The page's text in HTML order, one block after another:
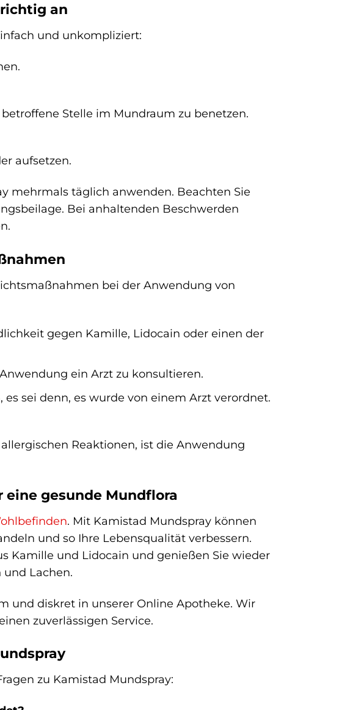
an
und unkompliziert:
Stelle im Mundraum zu benetzen.
aufsetzen.
mehrmals täglich anwenden. Beachten Sie
Bei anhaltenden Beschwerden
bei der Anwendung von
gegen Kamille, Lidocain oder einen der
ein Arzt zu konsultieren.
es sei denn, es wurde von einem Arzt verordnet.
Reaktionen, ist die Anwendung
eine gesunde Mundflora
. Mit Kamistad Mundspray können
und so Ihre Lebensqualität verbessern.
Kamille und Lidocain und genießen Sie wieder
und Lachen.
und diskret in unserer Online Apotheke. Wir
zuverlässigen Service.
zu Kamistad Mundspray: